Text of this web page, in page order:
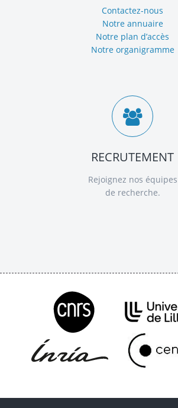
Contactez-nous
Notre annuaire
Notre plan d’accès
Notre organigramme
RECRUTEMENT
Rejoignez nos équipes
de recherche.